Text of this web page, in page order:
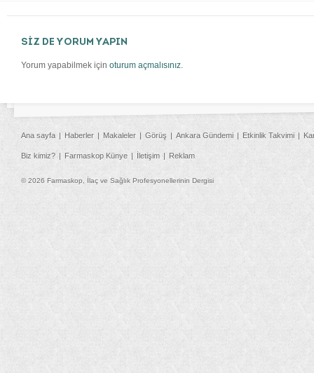
SİZ DE YORUM YAPIN
Yorum yapabilmek için oturum açmalısınız.
Ana sayfa Haberler Makaleler Görüş Ankara Gündemi Etkinlik Takvimi
Biz kimiz? Farmaskop Künye İletişim Reklam
© 2026 Farmaskop, İlaç ve Sağlık Profesyonellerinin Dergisi